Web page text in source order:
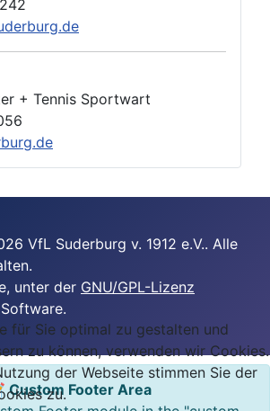
+ Tennis Sportwart
VfL Suderburg v. 1912 e.V.. Alle
unter der GNU/GPL-Lizenz
für Sie optimal zu gestalten und
zu können, verwenden wir Cookies.
der Webseite stimmen Sie der
zu.
Custom Footer Area